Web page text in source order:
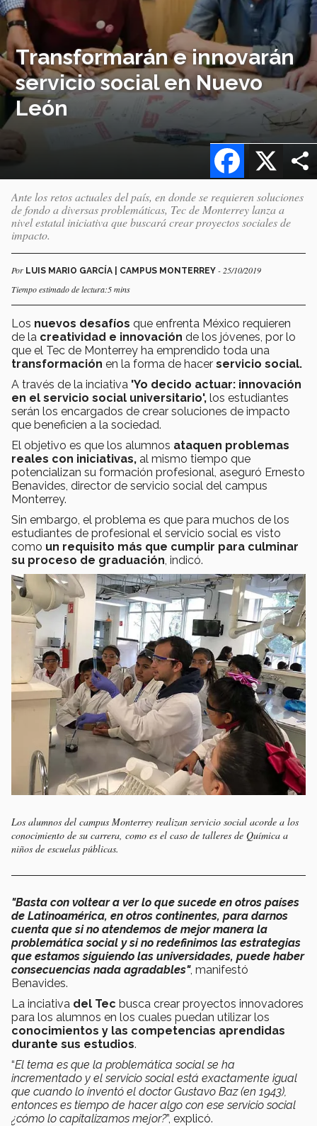
Transformarán e innovarán
servicio social en Nuevo
León
X
Facebook
Ante los retos actuales del país, en donde se requieren soluciones
de fondo a diversas problemáticas, Tec de Monterrey lanza a
nivel estatal iniciativa que buscará crear proyectos sociales de
impacto.
Por LUIS MARIO GARCÍA | CAMPUS MONTERREY - 25/10/2019
Tiempo estimado de lectura:5 mins
Los nuevos desafíos que enfrenta México requieren
de la creatividad e innovación de los jóvenes, por lo
que el Tec de Monterrey ha emprendido toda una
transformación en la forma de hacer servicio social.
A través de la inciativa 'Yo decido actuar: innovación
en el servicio social universitario', los estudiantes
serán los encargados de crear soluciones de impacto
que beneficien a la sociedad.
El objetivo es que los alumnos ataquen problemas
reales con iniciativas, al mismo tiempo que
potencializan su formación profesional, aseguró Ernesto
Benavides, director de servicio social del campus
Monterrey.
Sin embargo, el problema es que para muchos de los
estudiantes de profesional el servicio social es visto
como un requisito más que cumplir para culminar
su proceso de graduación , indicó.
Los alumnos del campus Monterrey realizan servicio social acorde a los
conocimiento de su carrera, como es el caso de talleres de Química a
niños de escuelas públicas.
"Basta con voltear a ver lo que sucede en otros países
de Latinoamérica, en otros continentes, para darnos
cuenta que si no atendemos de mejor manera la
problemática social y si no redefinimos las estrategias
que estamos siguiendo las universidades, puede haber
consecuencias nada agradables", manifestó
Benavides.
La inciativa del Tec busca crear proyectos innovadores
para los alumnos en los cuales puedan utilizar los
conocimientos y las competencias aprendidas
durante sus estudios.
“El tema es que la problemática social se ha
incrementado y el servicio social está exactamente igual
que cuando lo inventó el doctor Gustavo Baz (en 1943),
entonces es tiempo de hacer algo con ese servicio social
¿cómo lo capitalizamos mejor?”, explicó.